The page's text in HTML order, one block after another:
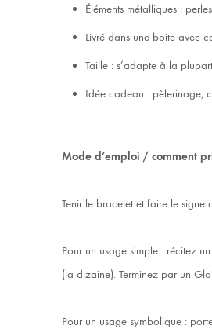
Éléments métalliques :
Livré dans une boite avec
Taille : s’adapte à la
Idée cadeau : pèlerinage,
Mode d’emploi / comment
Tenir le bracelet et faire le signe
Pour un usage simple : récitez
(la dizaine). Terminez par un
Pour un usage symbolique :